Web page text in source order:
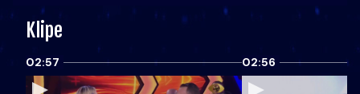
Klipe
02:57 02:56